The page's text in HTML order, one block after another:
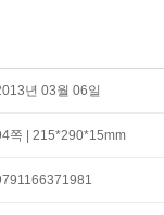
년 03월 06일
쪽 | 215*290*15mm